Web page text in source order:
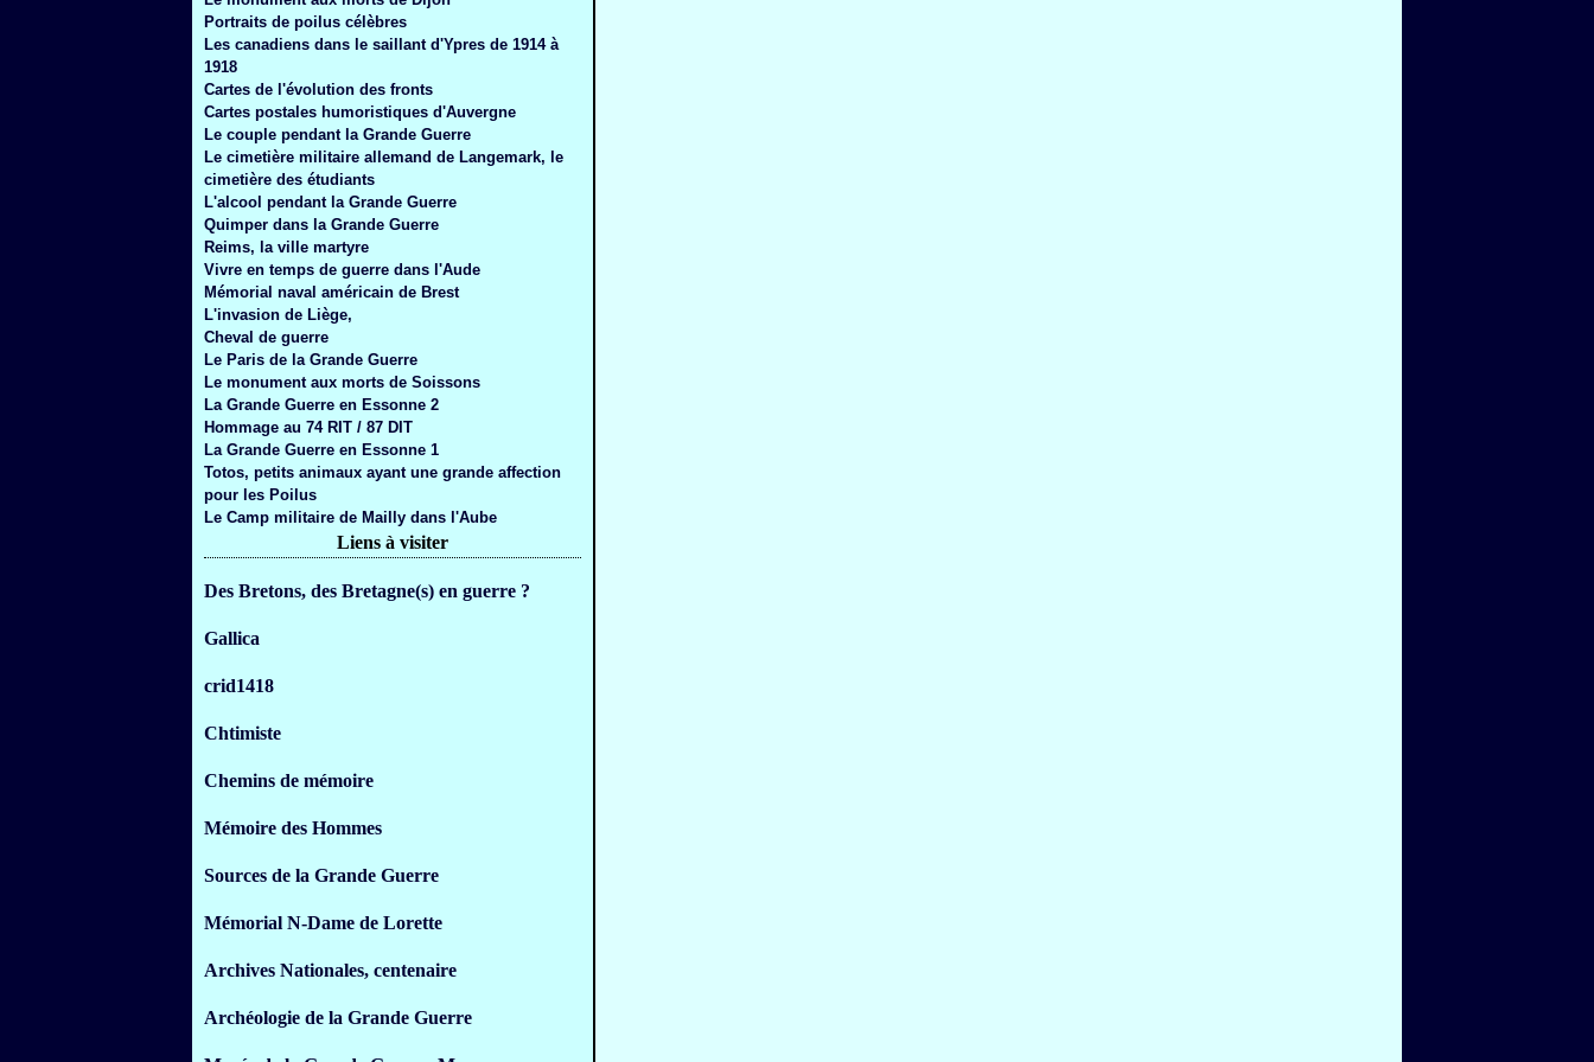
Portraits de poilus célèbres
Les canadiens dans le saillant d'Ypres de 1914 à
1918
Cartes de l'évolution des fronts
Cartes postales humoristiques d'Auvergne
Le couple pendant la Grande Guerre
Le cimetière militaire allemand de Langemark, le
cimetière des étudiants
L'alcool pendant la Grande Guerre
Quimper dans la Grande Guerre
Reims, la ville martyre
Vivre en temps de guerre dans l'Aude
Mémorial naval américain de Brest
L'invasion de Liège,
Cheval de guerre
Le Paris de la Grande Guerre
Le monument aux morts de Soissons
La Grande Guerre en Essonne 2
Hommage au 74 RIT / 87 DIT
La Grande Guerre en Essonne 1
Totos, petits animaux ayant une grande affection
pour les Poilus
Le Camp militaire de Mailly dans l'Aube
Liens à visiter
Des Bretons, des Bretagne(s) en guerre ?
Gallica
crid1418
Chtimiste
Chemins de mémoire
Mémoire des Hommes
Sources de la Grande Guerre
Mémorial N-Dame de Lorette
Archives Nationales, centenaire
Archéologie de la Grande Guerre